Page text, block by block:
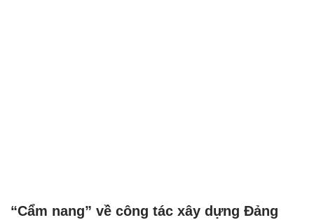
“Cẩm nang” về công tác xây dựng Đảng